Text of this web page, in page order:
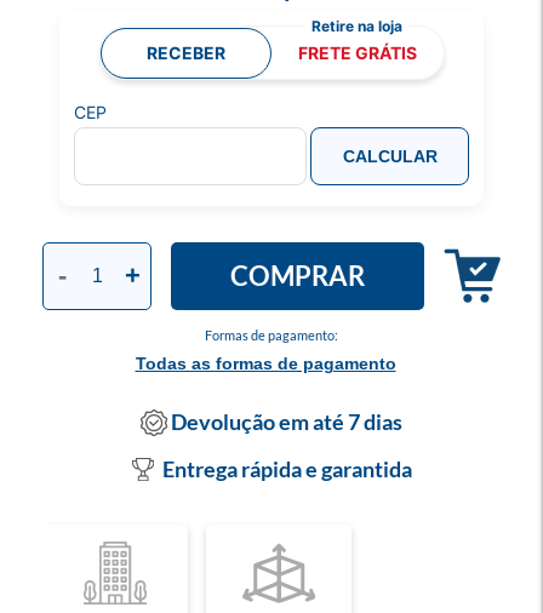
Formas de pagamento:
Todas as formas de pagamento
- + COMPRAR
RECEBER FRETE GRÁTIS
CEP
CALCULAR
Devolução em até 7 dias
Entrega rápida e garantida